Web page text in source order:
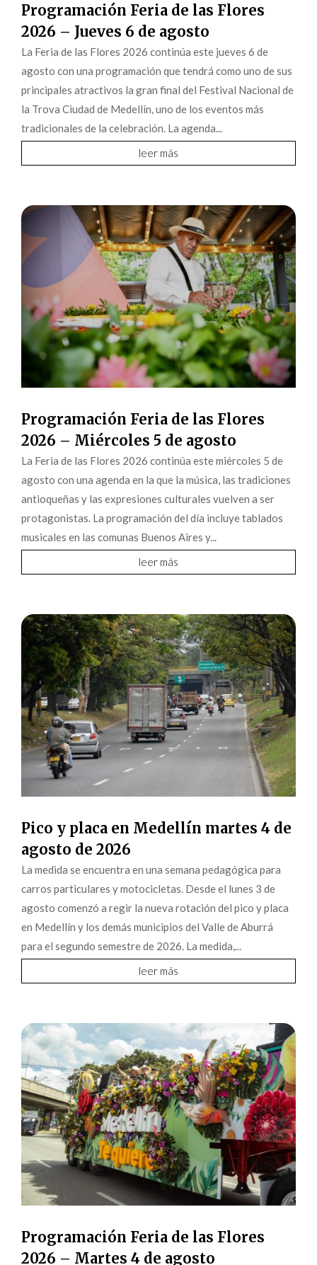
Programación Feria de las Flores
2026 – Jueves 6 de agosto
La Feria de las Flores 2026 continúa este jueves 6 de
agosto con una programación que tendrá como uno de sus
principales atractivos la gran final del Festival Nacional de
la Trova Ciudad de Medellín, uno de los eventos más
tradicionales de la celebración. La agenda...
leer más
Programación Feria de las Flores
2026 – Miércoles 5 de agosto
La Feria de las Flores 2026 continúa este miércoles 5 de
agosto con una agenda en la que la música, las tradiciones
antioqueñas y las expresiones culturales vuelven a ser
protagonistas. La programación del día incluye tablados
musicales en las comunas Buenos Aires y...
leer más
Pico y placa en Medellín martes 4 de
agosto de 2026
La medida se encuentra en una semana pedagógica para
carros particulares y motocicletas. Desde el lunes 3 de
agosto comenzó a regir la nueva rotación del pico y placa
en Medellín y los demás municipios del Valle de Aburrá
para el segundo semestre de 2026. La medida,...
leer más
Programación Feria de las Flores
2026 – Martes 4 de agosto